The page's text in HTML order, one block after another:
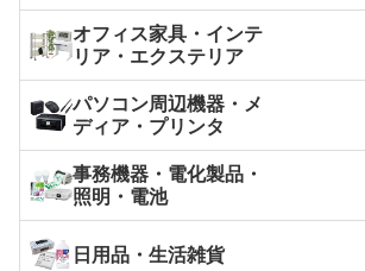
オフィス家具・インテ
リア・エクステリア
パソコン周辺機器・メ
ディア・プリンタ
事務機器・電化製品・
照明・電池
日用品・生活雑貨